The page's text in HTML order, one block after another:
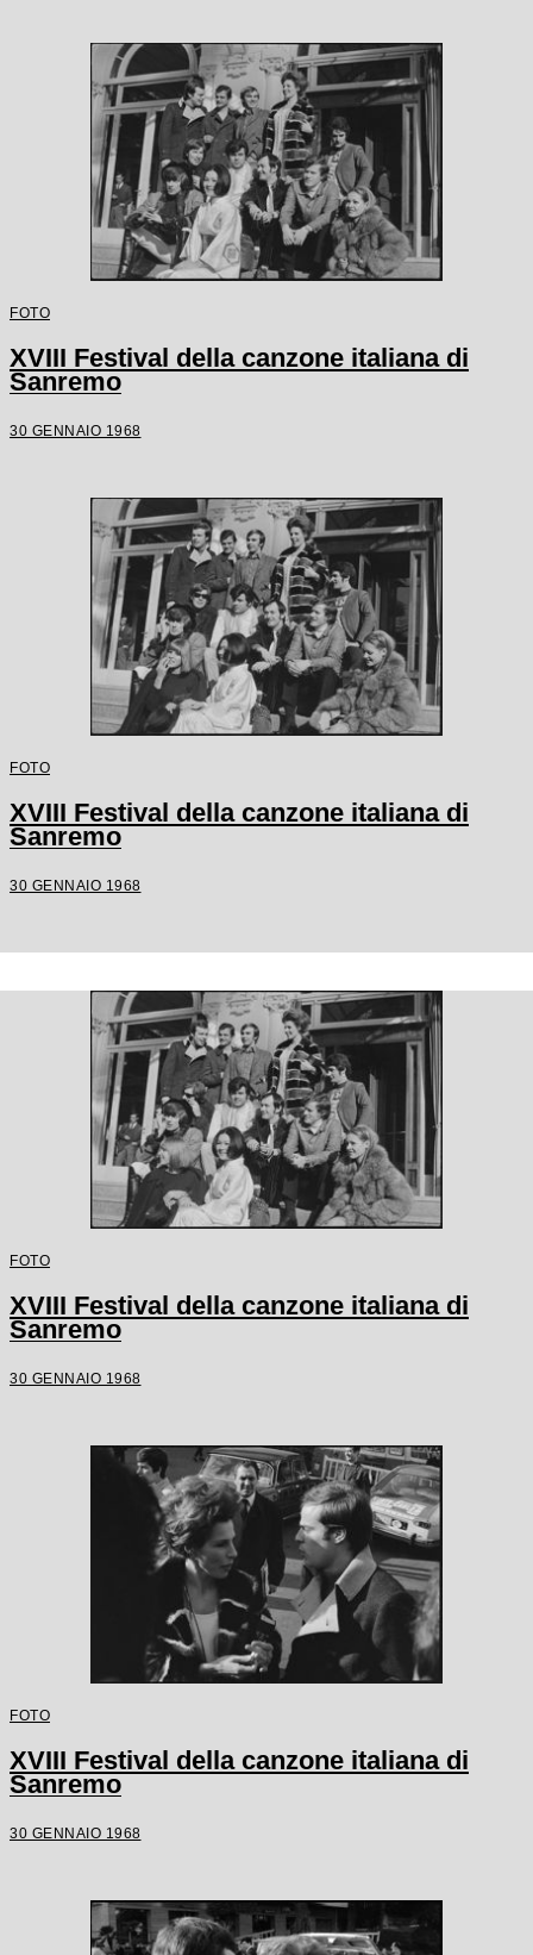
FOTO
XVIII Festival della canzone italiana di
Sanremo
30 GENNAIO 1968
FOTO
XVIII Festival della canzone italiana di
Sanremo
30 GENNAIO 1968
FOTO
XVIII Festival della canzone italiana di
Sanremo
30 GENNAIO 1968
FOTO
XVIII Festival della canzone italiana di
Sanremo
30 GENNAIO 1968